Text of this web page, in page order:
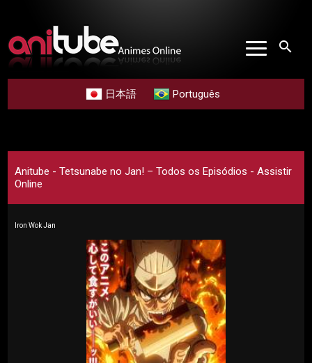
search
日本語 Português
Anitube - Tetsunabe no Jan! – Todos os Episódios - Assistir
Online
Iron Wok Jan